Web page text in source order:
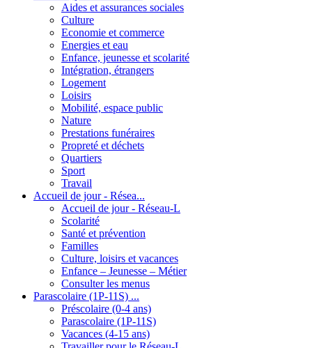
Aides et assurances sociales
Culture
Economie et commerce
Energies et eau
Enfance, jeunesse et scolarité
Intégration, étrangers
Logement
Loisirs
Mobilité, espace public
Nature
Prestations funéraires
Propreté et déchets
Quartiers
Sport
Travail
Accueil de jour - Résea...
Accueil de jour - Réseau-L
Scolarité
Santé et prévention
Familles
Culture, loisirs et vacances
Enfance – Jeunesse – Métier
Consulter les menus
Parascolaire (1P-11S) ...
Préscolaire (0-4 ans)
Parascolaire (1P-11S)
Vacances (4-15 ans)